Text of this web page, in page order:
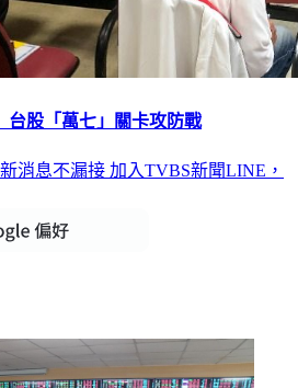
股「萬七」關卡攻防戰
消息不漏接 加入TVBS新聞LINE，